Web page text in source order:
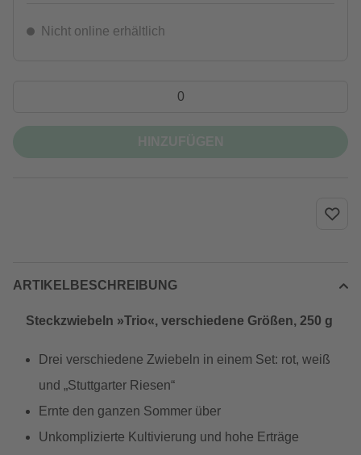
Nicht online erhältlich
ARTIKELBESCHREIBUNG
Steckzwiebeln »Trio«, verschiedene Größen, 250 g
Drei verschiedene Zwiebeln in einem Set: rot, weiß
und „Stuttgarter Riesen“
Ernte den ganzen Sommer über
Unkomplizierte Kultivierung und hohe Erträge